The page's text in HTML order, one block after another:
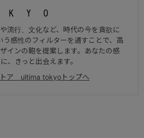
流行、文化など、時代の今を貪欲に
う感性のフィルターを通すことで、高
インの鞄を提案します。あなたの感
、きっと出会えます。
トア ultima tokyoトップへ